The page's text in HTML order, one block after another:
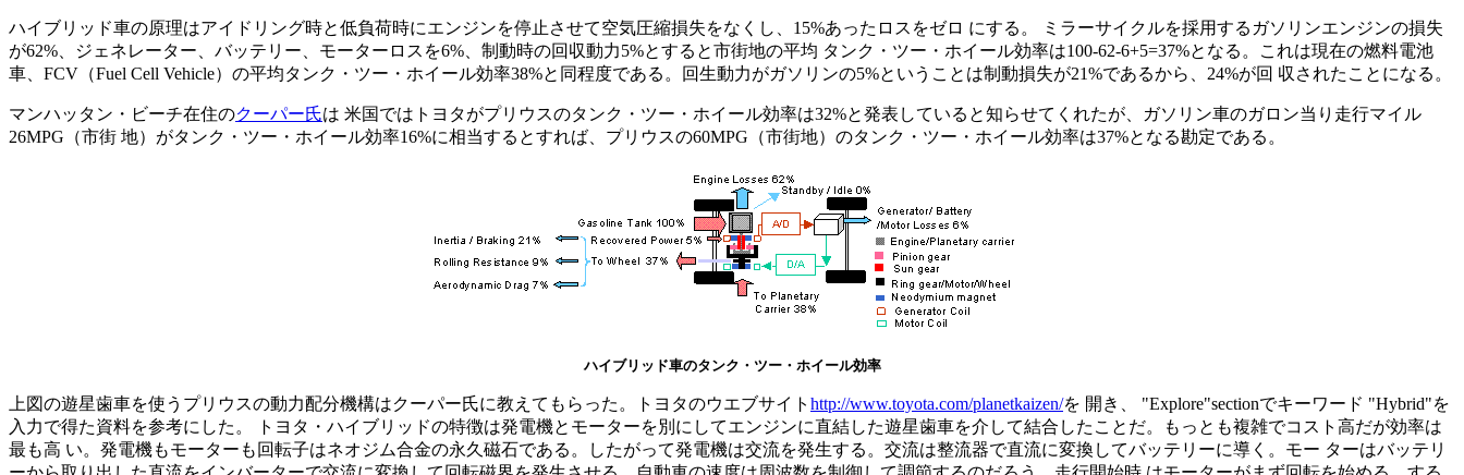
ハイブリッド車の原理はアイドリング時と低負荷時にエンジンを停止させて空気圧縮損失をなくし、15%あったロスをゼロ にする。 ミラーサイクルを採用するガソリンエンジンの損失
が62%、ジェネレーター、バッテリー、モーターロスを6%、制動時の回収動力5%とすると市街地の平均 タンク・ツー・ホイール効率は100-62-6+5=37%となる。これは現在の燃料電池
車、FCV（Fuel Cell Vehicle）の平均タンク・ツー・ホイール効率38%と同程度である。回生動力がガソリンの5%ということは制動損失が21%であるから、24%が回 収されたことになる。
マンハッタン・ビーチ在住のクーパー氏は 米国ではトヨタがプリウスのタンク・ツー・ホイール効率は32%と発表していると知らせてくれたが、ガソリン車のガロン当り走行マイル
26MPG（市街 地）がタンク・ツー・ホイール効率16%に相当するとすれば、プリウスの60MPG（市街地）のタンク・ツー・ホイール効率は37%となる勘定である。
ハイブリッド車のタンク・ツー・ホイール効率
上図の遊星歯車を使うプリウスの動力配分機構はクーパー氏に教えてもらった。トヨタのウエブサイト http://www.toyota.com/planetkaizen/を 開き、 "Explore"sectionでキーワード "Hybrid"を
入力で得た資料を参考にした。 トヨタ・ハイブリッドの特徴は発電機とモーターを別にしてエンジンに直結した遊星歯車を介して結合したことだ。もっとも複雑でコスト高だが効率は
最も高 い。発電機もモーターも回転子はネオジム合金の永久磁石である。したがって発電機は交流を発生する。交流は整流器で直流に変換してバッテリーに導く。モー ターはバッテリ